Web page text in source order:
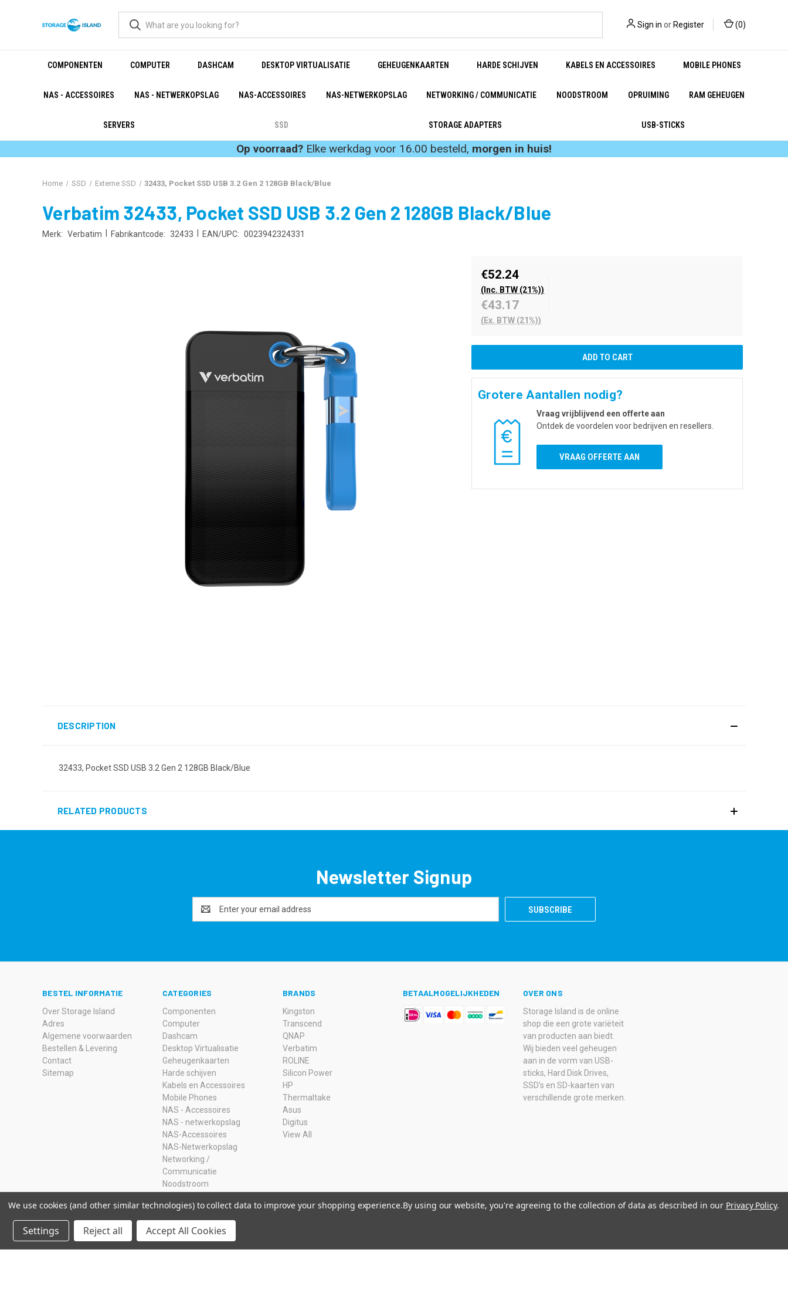
Sign in or Register (0)
COMPONENTEN COMPUTER DASHCAM DESKTOP VIRTUALISATIE GEHEUGENKAARTEN HARDE SCHIJVEN KABELS EN ACCESSOIRES MOBILE PHONES
NAS - ACCESSOIRES NAS - NETWERKOPSLAG NAS-ACCESSOIRES NAS-NETWERKOPSLAG NETWORKING / COMMUNICATIE NOODSTROOM OPRUIMING RAM GEHEUGEN
SERVERS SSD STORAGE ADAPTERS USB-STICKS
Op voorraad? Elke werkdag voor 16.00 besteld, morgen in huis!
Home SSD Externe SSD 32433, Pocket SSD USB 3.2 Gen 2 128GB Black/Blue
Verbatim 32433, Pocket SSD USB 3.2 Gen 2 128GB Black/Blue
Merk: Verbatim Fabrikantcode: 32433 EAN/UPC: 0023942324331
€52.24
(Inc. BTW (21%))
€43.17
(Ex. BTW (21%))
Grotere Aantallen nodig?
Vraag vrijblijvend een offerte aan
Ontdek de voordelen voor bedrijven en resellers.
VRAAG OFFERTE AAN
DESCRIPTION
32433, Pocket SSD USB 3.2 Gen 2 128GB Black/Blue
RELATED PRODUCTS
Newsletter Signup
Address
BESTEL INFORMATIE
Over Storage Island
Adres
Algemene voorwaarden
Bestellen & Levering
Contact
Sitemap
CATEGORIES
Componenten
Computer
Dashcam
Desktop Virtualisatie
Geheugenkaarten
Harde schijven
Kabels en Accessoires
Mobile Phones
NAS - Accessoires
NAS - netwerkopslag
NAS-Accessoires
NAS-Netwerkopslag
Networking /
Communicatie
Noodstroom
Ram Geheugen
Servers
SSD
BRANDS
Kingston
Transcend
QNAP
Verbatim
ROLINE
Silicon Power
HP
Thermaltake
Asus
Digitus
View All
BETAALMOGELIJKHEDEN OVER ONS
Storage Island is de online
shop die een grote variëteit
van producten aan biedt.
Wij bieden veel geheugen
aan in de vorm van USB-
sticks, Hard Disk Drives,
SSD’s en SD-kaarten van
verschillende grote merken.
We use cookies (and other similar technologies) to collect data to improve your shopping experience.By using our website, you're agreeing to the collection of data as described in our Privacy Policy.
Settings Reject all Accept All Cookies